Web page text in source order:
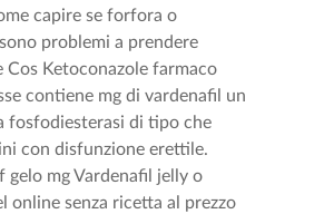
capire se forfora o
problemi a prendere
Cos Ketoconazole farmaco
contiene mg di vardenafil un
fosfodiesterasi di tipo che
con disfunzione erettile.
gelo mg Vardenafil jelly o
online senza ricetta al prezzo